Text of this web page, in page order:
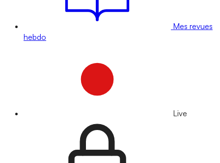
Mes revues
hebdo
Live